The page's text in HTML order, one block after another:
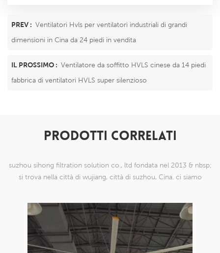
PREV : Ventilatori Hvls per ventilatori industriali di grandi
dimensioni in Cina da 24 piedi in vendita
IL PROSSIMO : Ventilatore da soffitto HVLS cinese da 14 piedi
fabbrica di ventilatori HVLS super silenzioso
PRODOTTI CORRELATI
suzhou sihong filtration solution co., ltd fondata nel 2013 & nbsp;
si trova nella città di wujiang, città di suzhou, Cina. ci siamo